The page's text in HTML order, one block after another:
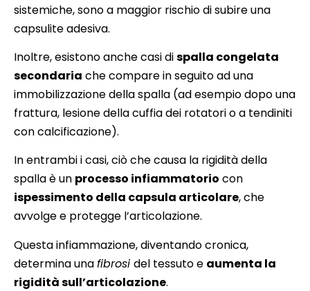
sistemiche, sono a maggior rischio di subire una
capsulite adesiva.
Inoltre, esistono anche casi dispalla congelata
secondaria che compare in seguito ad una
immobilizzazione della spalla (ad esempio dopo una
frattura, lesione della cuffia dei rotatori o a tendiniti
con calcificazione).
In entrambi i casi, ciò che causa la rigidità della
spalla è un processo infiammatorio con
ispessimento della capsula articolare, che
avvolge e protegge l’articolazione.
Questa infiammazione, diventando cronica,
determina unafibrosi del tessuto e aumenta la
rigidità sull’articolazione.